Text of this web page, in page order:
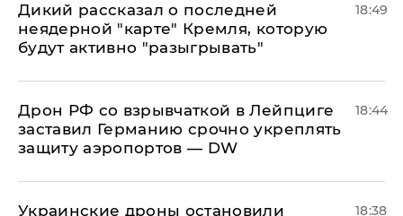
Дикий рассказал о последней
неядерной "карте" Кремля, которую
будут активно "разыгрывать"
18:49
​Дрон РФ со взрывчаткой в Лейпциге
заставил Германию срочно укреплять
защиту аэропортов — DW
18:44
Украинские дроны остановили
18:38